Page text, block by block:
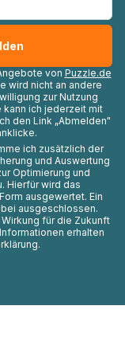
von Puzzle.de
wird nicht an andere
zur Nutzung
ich jederzeit mit
den Link „Abmelden"
ich zusätzlich der
und Auswertung
Optimierung und
Hierfür wird das
ausgewertet. Ein
ausgeschlossen.
für die Zukunft
erhalten